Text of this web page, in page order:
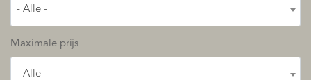
- Alle -
Maximale prijs
- Alle -